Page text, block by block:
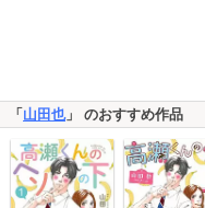
「 山田也」 のおすすめ作品